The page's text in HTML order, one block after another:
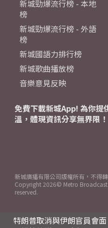
特朗普取消與伊朗官員會
新城勁爆流行榜 - 本地
榜
新城勁爆流行榜 - 外語
榜
新城國語力排行榜
新城歌曲播放榜
音樂意見反映
免費下載新城App! 為你提
溫，體現資訊分享無界限！
新城廣播有限公司版權所有，不得轉
Copyright 2026© Metro
reserved.